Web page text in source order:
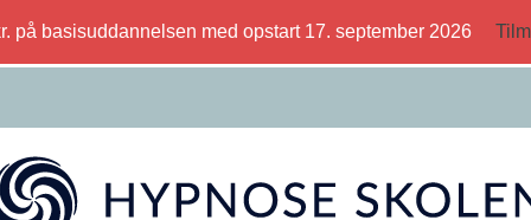
på basisuddannelsen med opstart 17. september 2026